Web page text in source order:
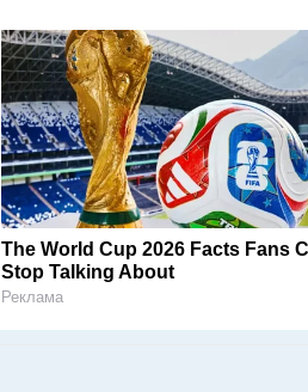
The World Cup 2026 Facts Fans
Stop Talking About
Реклама